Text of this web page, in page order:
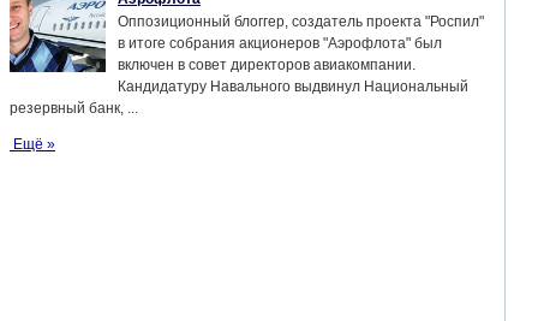
Оппозиционный блоггер, создатель проекта "Роспил"
в итоге собрания акционеров "Аэрофлота" был
включен в совет директоров авиакомпании.
Кандидатуру Навального выдвинул Национальный
резервный банк, ...
Ещё »